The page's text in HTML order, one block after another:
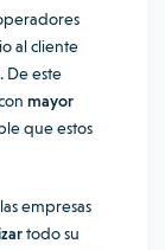
al cliente
De este
mayor
que estos
empresas
todo su